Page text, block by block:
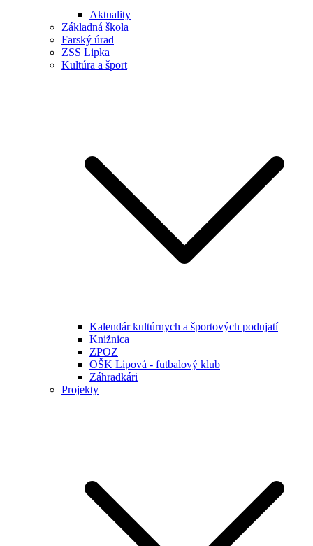
Aktuality
Základná škola
Farský úrad
ZSS Lipka
Kultúra a šport
Kalendár kultúrnych a športových podujatí
Knižnica
ZPOZ
OŠK Lipová - futbalový klub
Záhradkári
Projekty